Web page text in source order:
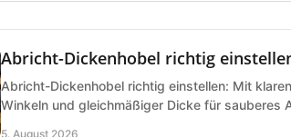
Abricht-Dickenhobel richtig
Abricht-Dickenhobel richtig einstellen: Mit
Winkeln und gleichmäßiger Dicke für sauberes
5. August 2026